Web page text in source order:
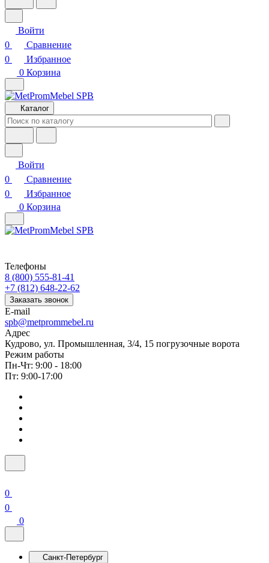
Войти
0
Сравнение
0
Избранное
0 Корзина
Каталог
Войти
0
Сравнение
0
Избранное
0 Корзина
Телефоны
8 (800) 555-81-41
+7 (812) 648-22-62
Заказать звонок
E-mail
spb@metprommebel.ru
Адрес
Кудрово, ул. Промышленная, 3/4, 15 погрузочные ворота
Режим работы
Пн-Чт: 9:00 - 18:00
Пт: 9:00-17:00
0
0
0
Санкт-Петербург